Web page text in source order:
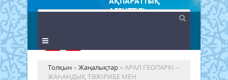
АГЕНТТІГІ
Толқын »Жаңалықтар » АРАЛ ГЕОПАРКІ –
ЖАҺАНДЫҚ ТӘЖІРИБЕ МЕН